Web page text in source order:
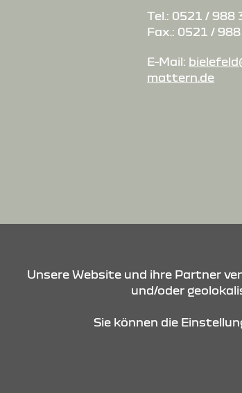
Tel.: 0521 / 988
Fax.: 0521 /
E-Mail:
mattern.de
Unsere Website und ihre Partner
und/oder
Sie können die